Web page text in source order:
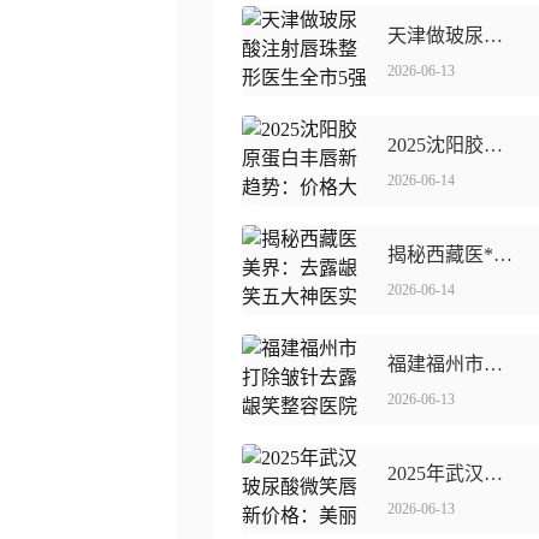
天津做玻尿酸注射唇珠整形医生全市5强
2026-06-13
2025沈阳胶原蛋白丰唇新趋势：价格大揭秘，美唇新选择！
2026-06-14
揭秘西藏医**：去露龈笑五大神医实力榜单，美丽蜕变的不二选择
2026-06-14
福建福州市打除皱针去露龈笑整容医院哪家好
2026-06-13
2025年武汉玻尿酸微笑唇新价格：美**笑，一针解锁！
2026-06-13